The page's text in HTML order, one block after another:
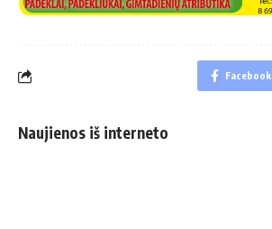
Facebook
Naujienos iš interneto